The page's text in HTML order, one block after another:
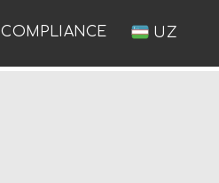
COMPLIANCE UZ